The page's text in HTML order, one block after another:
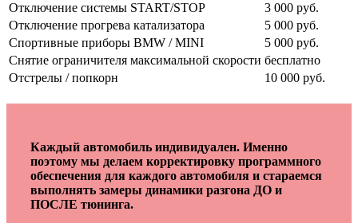
Отключение системы START/STOP
3 000 руб.
Отключение прогрева катализатора
5 000 руб.
Спортивные приборы BMW / MINI
5 000 руб.
Снятие ограничителя максимальной скорости бесплатно
Отстрелы / попкорн
10 000 руб.
Каждый автомобиль индивидуален. Именно
поэтому мы делаем корректировку программного
обеспечения для каждого автомобиля и стараемся
выполнять замеры динамики разгона ДО и
ПОСЛЕ тюнинга.